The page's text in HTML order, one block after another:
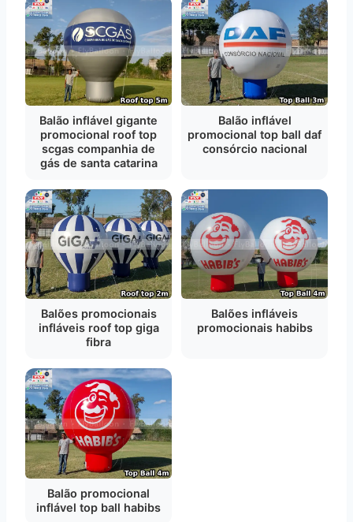
Balão inflável gigante
promocional roof top
scgas companhia de
gás de santa catarina
Balão inflável
promocional top ball daf
consórcio nacional
Balões promocionais
infláveis roof top giga
fibra
Balões infláveis
promocionais habibs
Balão promocional
inflável top ball habibs